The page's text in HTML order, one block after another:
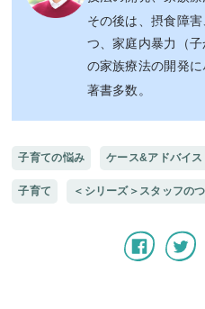
その後は、摂食障
つ、家庭内暴力（
の家族療法の開発に
著書多数。
子育ての悩み ケース&アドバイス
子育て ＜シリーズ＞スタッフの